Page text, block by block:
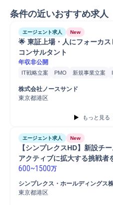
条件の近いおすすめ求人
エージェント求人 New
🌟 東証上場・人にフォーカ
コンサルタント
年収非公開
IT戦略立案 PMO 新規事業立案
プロジェクトマネジメント
IT戦略コンサルティング
Salesforce導入 プロジ
株式会社ノースサンド
東京都港区
もっと見る
エージェント求人 New
【シンプレクスHD】新設チ
アクティブに拡大する挑戦者
600~1500万
シンプレクス・ホールディングス
東京都港区